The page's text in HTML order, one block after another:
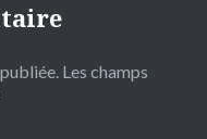
Les champs